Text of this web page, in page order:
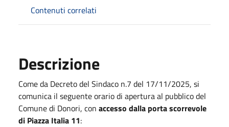
Contenuti correlati
Descrizione
Come da Decreto del Sindaco n.7 del 17/11/2025, si
comunica il seguente orario di apertura al pubblico del
Comune di Donori, con accesso dalla porta scorrevole
di Piazza Italia 11: